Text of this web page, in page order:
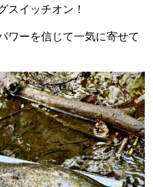
スイッチオン！
ワーを信じて一気に寄せて